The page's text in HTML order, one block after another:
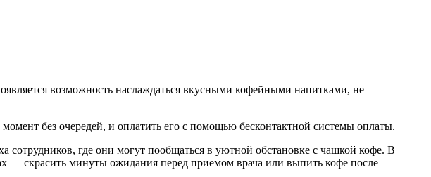
возможность наслаждаться вкусными кофейными напитками, не
без очередей, и оплатить его с помощью бесконтактной системы оплаты.
где они могут пообщаться в уютной обстановке с чашкой кофе. В
— скрасить минуты ожидания перед приемом врача или выпить кофе после